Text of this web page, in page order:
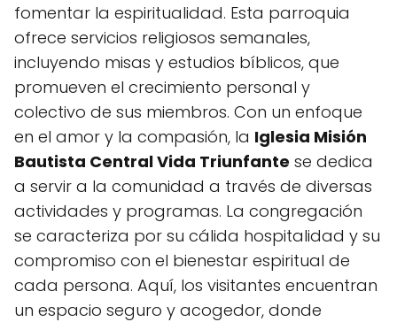
fomentar la espiritualidad. Esta parroquia
ofrece servicios religiosos semanales,
incluyendo misas y estudios bíblicos, que
promueven el crecimiento personal y
colectivo de sus miembros. Con un enfoque
en el amor y la compasión, la Iglesia Misión
Bautista Central Vida Triunfante se dedica
a servir a la comunidad a través de diversas
actividades y programas. La congregación
se caracteriza por su cálida hospitalidad y su
compromiso con el bienestar espiritual de
cada persona. Aquí, los visitantes encuentran
un espacio seguro y acogedor, donde